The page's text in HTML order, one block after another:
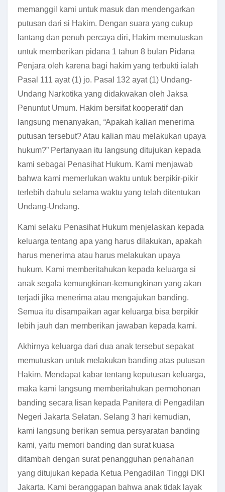
memanggil kami untuk masuk dan mendengarkan
putusan dari si Hakim. Dengan suara yang cukup
lantang dan penuh percaya diri, Hakim memutuskan
untuk memberikan pidana 1 tahun 8 bulan Pidana
Penjara oleh karena bagi hakim yang terbukti ialah
Pasal 111 ayat (1) jo. Pasal 132 ayat (1) Undang-
Undang Narkotika yang didakwakan oleh Jaksa
Penuntut Umum. Hakim bersifat kooperatif dan
langsung menanyakan, “Apakah kalian menerima
putusan tersebut? Atau kalian mau melakukan upaya
hukum?” Pertanyaan itu langsung ditujukan kepada
kami sebagai Penasihat Hukum. Kami menjawab
bahwa kami memerlukan waktu untuk berpikir-pikir
terlebih dahulu selama waktu yang telah ditentukan
Undang-Undang.
Kami selaku Penasihat Hukum menjelaskan kepada
keluarga tentang apa yang harus dilakukan, apakah
harus menerima atau harus melakukan upaya
hukum. Kami memberitahukan kepada keluarga si
anak segala kemungkinan-kemungkinan yang akan
terjadi jika menerima atau mengajukan banding.
Semua itu disampaikan agar keluarga bisa berpikir
lebih jauh dan memberikan jawaban kepada kami.
Akhirnya keluarga dari dua anak tersebut sepakat
memutuskan untuk melakukan banding atas putusan
Hakim. Mendapat kabar tentang keputusan keluarga,
maka kami langsung memberitahukan permohonan
banding secara lisan kepada Panitera di Pengadilan
Negeri Jakarta Selatan. Selang 3 hari kemudian,
kami langsung berikan semua persyaratan banding
kami, yaitu memori banding dan surat kuasa
ditambah dengan surat penangguhan penahanan
yang ditujukan kepada Ketua Pengadilan Tinggi DKI
Jakarta. Kami beranggapan bahwa anak tidak layak